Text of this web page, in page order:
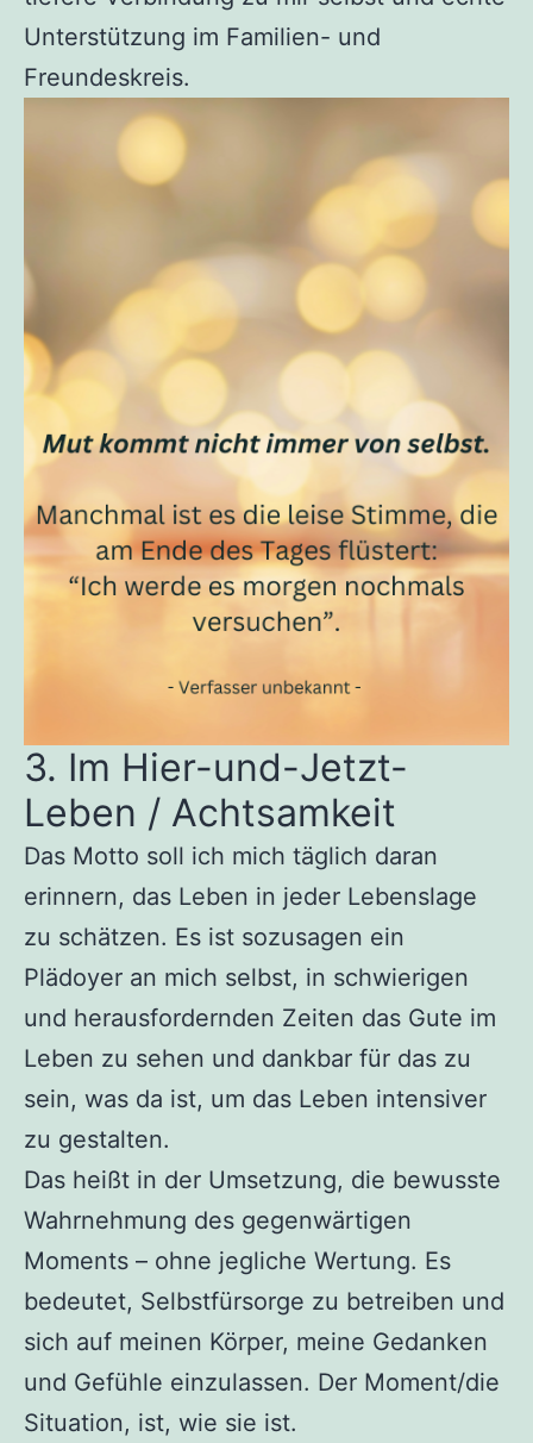
Unterstützung im Familien- und
Freundeskreis.
3. Im Hier-und-Jetzt-
Leben / Achtsamkeit
Das Motto soll ich mich täglich daran
erinnern, das Leben in jeder Lebenslage
zu schätzen. Es ist sozusagen ein
Plädoyer an mich selbst, in schwierigen
und herausfordernden Zeiten das Gute im
Leben zu sehen und dankbar für das zu
sein, was da ist, um das Leben intensiver
zu gestalten.
Das heißt in der Umsetzung, die bewusste
Wahrnehmung des gegenwärtigen
Moments – ohne jegliche Wertung. Es
bedeutet, Selbstfürsorge zu betreiben und
sich auf meinen Körper, meine Gedanken
und Gefühle einzulassen. Der Moment/die
Situation, ist, wie sie ist.